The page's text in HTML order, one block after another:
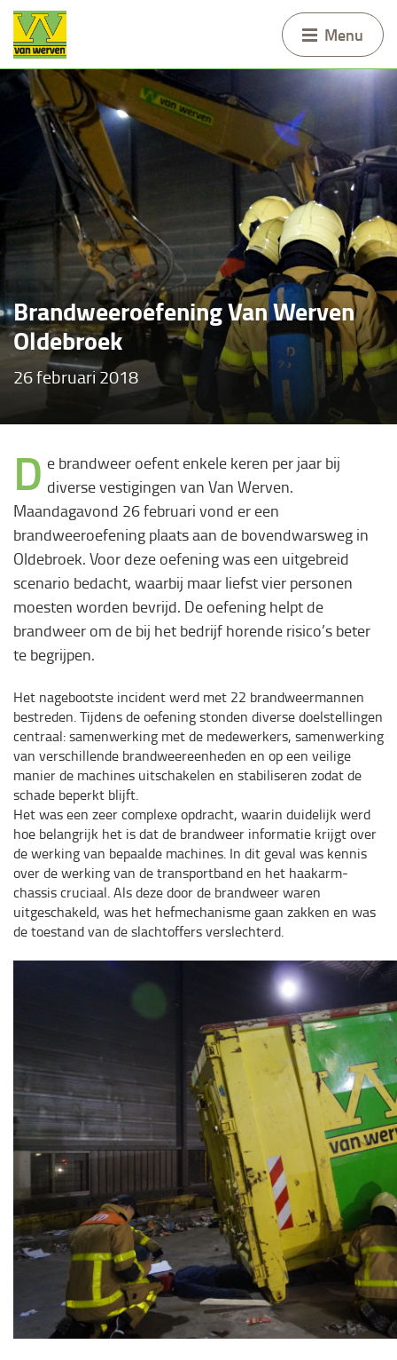
Menu
Brandweeroefening Van Werven
Oldebroek
26 februari 2018
D e brandweer oefent enkele keren per jaar bij
diverse vestigingen van Van Werven.
Maandagavond 26 februari vond er een
brandweeroefening plaats aan de bovendwarsweg in
Oldebroek. Voor deze oefening was een uitgebreid
scenario bedacht, waarbij maar liefst vier personen
moesten worden bevrijd. De oefening helpt de
brandweer om de bij het bedrijf horende risico’s beter
te begrijpen.
Het nagebootste incident werd met 22 brandweermannen
bestreden. Tijdens de oefening stonden diverse doelstellingen
centraal: samenwerking met de medewerkers, samenwerking
van verschillende brandweereenheden en op een veilige
manier de machines uitschakelen en stabiliseren zodat de
schade beperkt blijft.
Het was een zeer complexe opdracht, waarin duidelijk werd
hoe belangrijk het is dat de brandweer informatie krijgt over
de werking van bepaalde machines. In dit geval was kennis
over de werking van de transportband en het haakarm-
chassis cruciaal. Als deze door de brandweer waren
uitgeschakeld, was het hefmechanisme gaan zakken en was
de toestand van de slachtoffers verslechterd.